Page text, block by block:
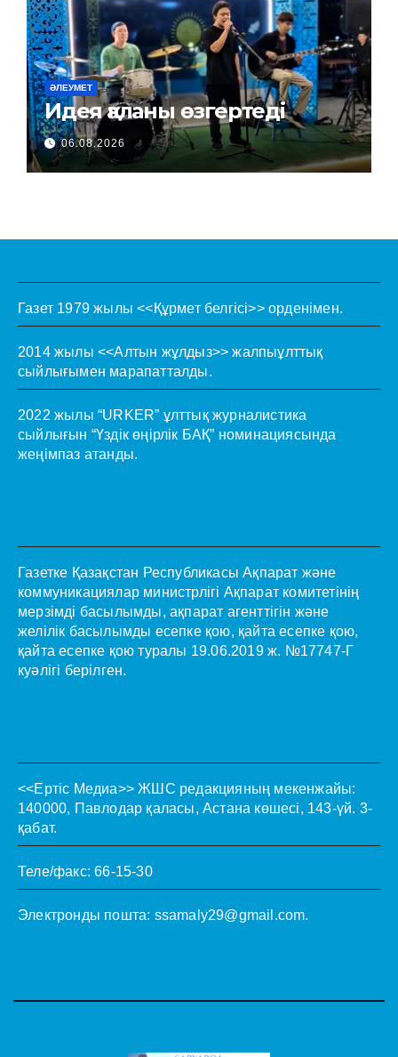
ӘЛЕУМЕТ
Идея қаланы өзгертеді
06.08.2026
Газет 1979 жылы <<Құрмет белгісі>> орденімен.
2014 жылы <<Алтын жұлдыз>> жалпыұлттық
сыйлығымен марапатталды.
2022 жылы “URKER” ұлттық журналистика
сыйлығын “Үздік өңірлік БАҚ” номинациясында
жеңімпаз атанды.
Газетке Қазақстан Республикасы Ақпарат және
коммуникациялар министрлігі Ақпарат комитетінің
мерзімді басылымды, ақпарат агенттігін және
желілік басылымды есепке қою, қайта есепке қою,
қайта есепке қою туралы 19.06.2019 ж. №17747-Г
куәлігі берілген.
<<Ертіс Медиа>> ЖШС редакцияның мекенжайы:
140000, Павлодар қаласы, Астана көшесі, 143-үй. 3-
қабат.
Теле/факс: 66-15-30
Электронды пошта: ssamaly29@gmail.com.